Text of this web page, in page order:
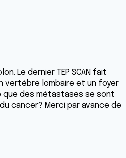
Le dernier TEP SCAN fait
vertèbre lombaire et un foyer
que des métastases se sont
cancer? Merci par avance de